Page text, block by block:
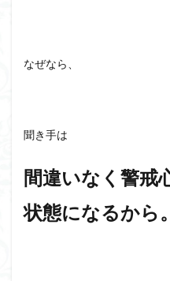
なぜなら、
聞き手は
間違いなく警戒
状態になるから。